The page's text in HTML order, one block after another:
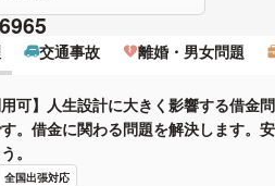
交通事故 離婚・男女問題
可】人生設計に大きく影響する借金問
。借金に関わる問題を解決します。安
。
全国出張対応